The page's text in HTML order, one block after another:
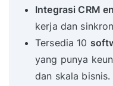
Integrasi CRM
kerja dan
Tersedia 10
yang punya
dan skala bisnis.